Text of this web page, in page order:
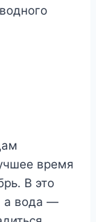
время
В это
а вода —